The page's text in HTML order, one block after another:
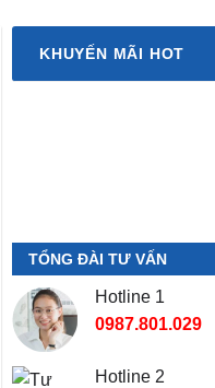
KHUYẾN MÃI HOT
TỔNG ĐÀI TƯ VẤN
Hotline 1
0987.801.029
Hotline 2